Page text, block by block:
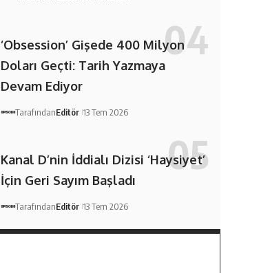
‘Obsession’ Gişede 400 Milyon
Doları Geçti: Tarih Yazmaya
Devam Ediyor
TarafındanEditör 13 Tem 2026
Kanal D’nin İddialı Dizisi ‘Haysiyet’
İçin Geri Sayım Başladı
TarafındanEditör 13 Tem 2026